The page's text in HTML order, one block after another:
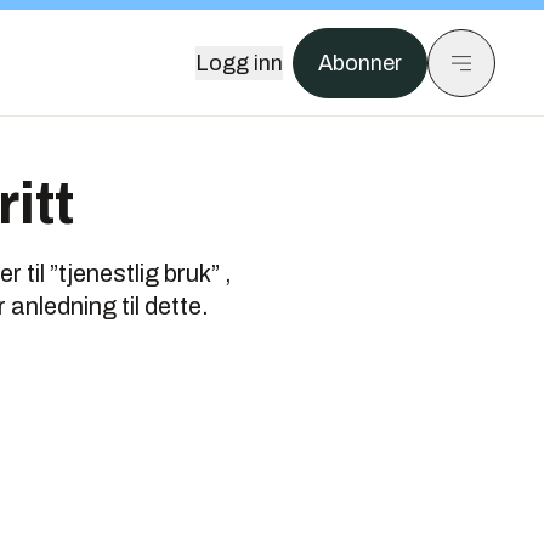
Logg inn Abonner
til ”tjenestlig bruk” ,
til dette.